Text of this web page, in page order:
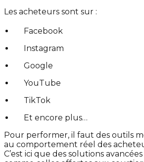
Les acheteurs sont sur :
Facebook
Instagram
Google
YouTube
TikTok
Et encore plus…
Pour performer, il faut des outils
au comportement réel des
C’est ici que des solutions